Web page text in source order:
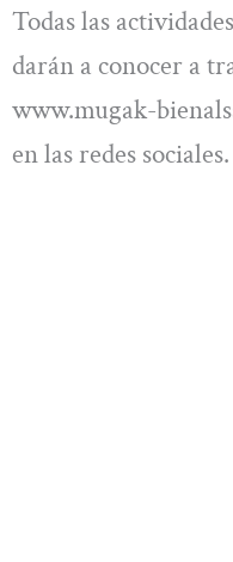
Todas las
darán a conocer a
www.mugak-
en las redes sociales.